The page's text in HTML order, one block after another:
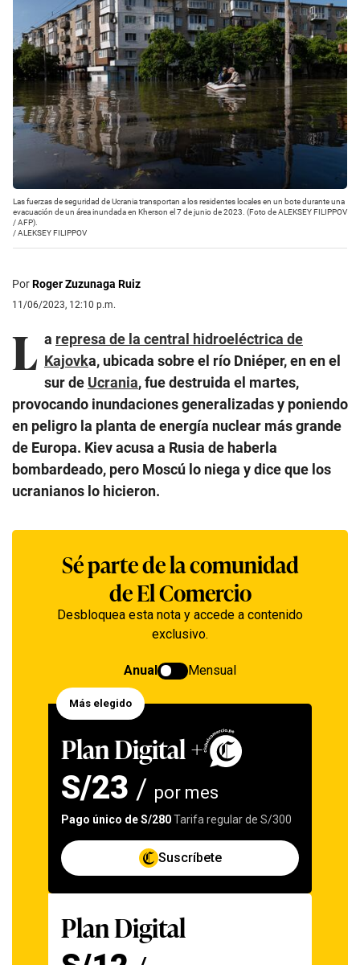
Las fuerzas de seguridad de Ucrania transportan a los residentes locales en un bote durante una
evacuación de un área inundada en Kherson el 7 de junio de 2023. (Foto de ALEKSEY FILIPPOV
/ AFP).
/ALEKSEY FILIPPOV
PorRoger Zuzunaga Ruiz
11/06/2023, 12:10 p.m.
L a represa de la central hidroeléctrica de
Kajovka, ubicada sobre el río Dniéper, en en el
sur de Ucrania, fue destruida el martes,
provocando inundaciones generalizadas y poniendo
en peligro la planta de energía nuclear más grande
de Europa. Kiev acusa a Rusia de haberla
bombardeado, pero Moscú lo niega y dice que los
ucranianos lo hicieron.